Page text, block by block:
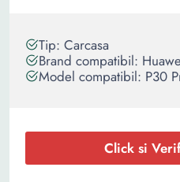
Tip: Carcasa
Brand compatibil:
Model compatibil: P30
Click si